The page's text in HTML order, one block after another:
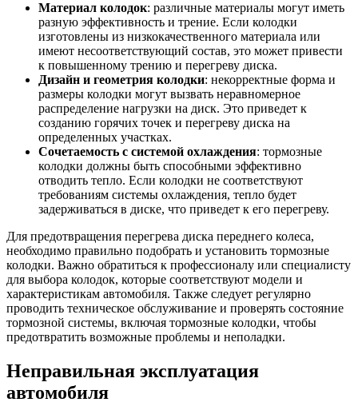
Материал колодок: различные материалы могут иметь
разную эффективность и трение. Если колодки
изготовлены из низкокачественного материала или
имеют несоответствующий состав, это может привести
к повышенному трению и перегреву диска.
Дизайн и геометрия колодки: некорректные форма и
размеры колодки могут вызвать неравномерное
распределение нагрузки на диск. Это приведет к
созданию горячих точек и перегреву диска на
определенных участках.
Сочетаемость с системой охлаждения: тормозные
колодки должны быть способными эффективно
отводить тепло. Если колодки не соответствуют
требованиям системы охлаждения, тепло будет
задерживаться в диске, что приведет к его перегреву.
Для предотвращения перегрева диска переднего колеса,
необходимо правильно подобрать и установить тормозные
колодки. Важно обратиться к профессионалу или специалисту
для выбора колодок, которые соответствуют модели и
характеристикам автомобиля. Также следует регулярно
проводить техническое обслуживание и проверять состояние
тормозной системы, включая тормозные колодки, чтобы
предотвратить возможные проблемы и неполадки.
Неправильная эксплуатация
автомобиля